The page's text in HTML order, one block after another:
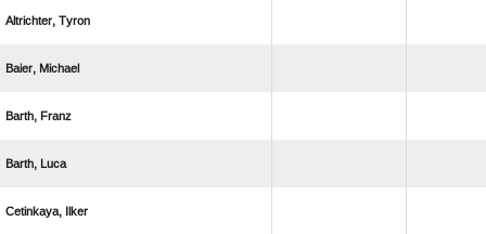
 
 
 
 
 